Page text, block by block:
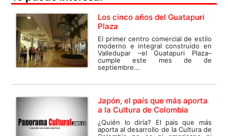
Los cinco años del Guatapuri
Plaza
El primer centro comercial de estilo
moderno e integral construido en
Valledupar –el Guatapuri Plaza–
cumple este mes de de
septiembre...
Japón, el país que más aporta
a la Cultura de Colombia
¿Quién lo diría? El país que más
aporta al desarrollo de la Cultura de